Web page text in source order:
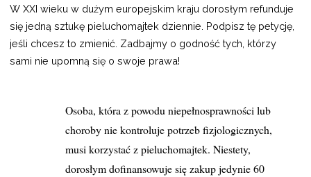
W XXI wieku w dużym europejskim kraju dorosłym refunduje
się jedną sztukę pieluchomajtek dziennie. Podpisz tę petycję,
jeśli chcesz to zmienić. Zadbajmy o godność tych, którzy
sami nie upomną się o swoje prawa!
Osoba, która z powodu niepełnosprawności lub
choroby nie kontroluje potrzeb fizjologicznych,
musi korzystać z pieluchomajtek. Niestety,
dorosłym dofinansowuje się zakup jedynie 60